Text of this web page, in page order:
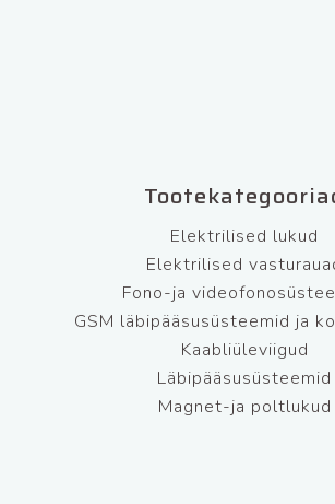
Elektrilised lukud
Elektrilised
Fono-ja
GSM läbipääsusüsteemid ja
Kaabliüleviigud
Läbipääsusüsteemid
Magnet-ja poltlukud